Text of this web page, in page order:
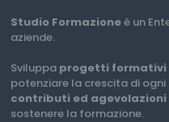
Studio Formazioneè un
aziende.
Sviluppa progetti formativi
potenziare la crescita di
contributi ed agevolazioni
sostenere la formazione.